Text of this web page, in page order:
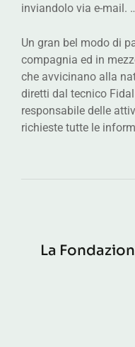
inviandolo via e-mail.
Un gran bel modo di
compagnia ed in
che avvicinano alla
diretti dal tecnico
responsabile delle
richieste tutte le
La